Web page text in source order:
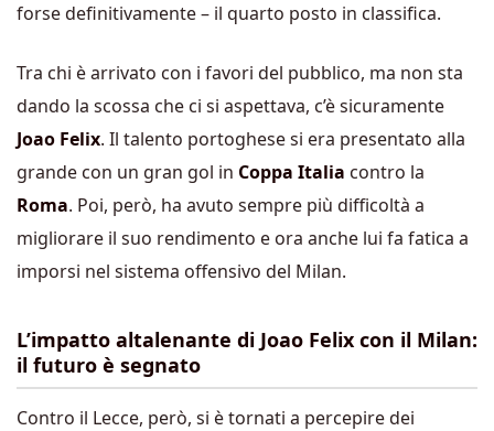
forse definitivamente – il quarto posto in classifica.
Tra chi è arrivato con i favori del pubblico, ma non sta
dando la scossa che ci si aspettava, c’è sicuramente
Joao Felix. Il talento portoghese si era presentato alla
grande con un gran gol in Coppa Italia contro la
Roma. Poi, però, ha avuto sempre più difficoltà a
migliorare il suo rendimento e ora anche lui fa fatica a
imporsi nel sistema offensivo del Milan.
L’impatto altalenante di Joao Felix con il Milan:
il futuro è segnato
Contro il Lecce, però, si è tornati a percepire dei